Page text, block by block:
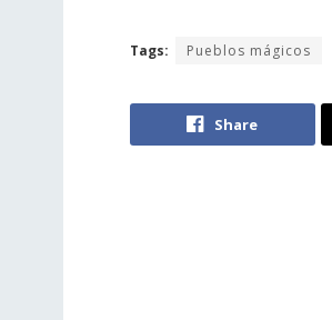
Tags: Pueblos mágicos
Share